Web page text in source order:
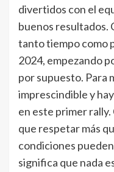
divertidos con el
buenos resultados.
tanto tiempo como
2024, empezando
por supuesto. Para
imprescindible y
en este primer rally.
que respetar más
condiciones
significa que nada